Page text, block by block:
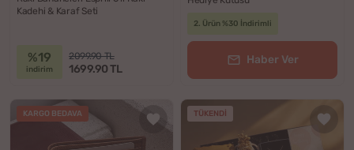
Kadehi & Karaf Seti
%19
indirim
2099.90 TL
1699.90 TL
2. Ürün %30 İndirimli
Haber Ver
KARGO BEDAVA TÜKENDI